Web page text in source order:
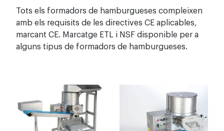
Tots els formadors de hamburgueses compleixen
amb els requisits de les directives CE aplicables,
marcant CE. Marcatge ETL i NSF disponible per a
alguns tipus de formadors de hamburgueses.